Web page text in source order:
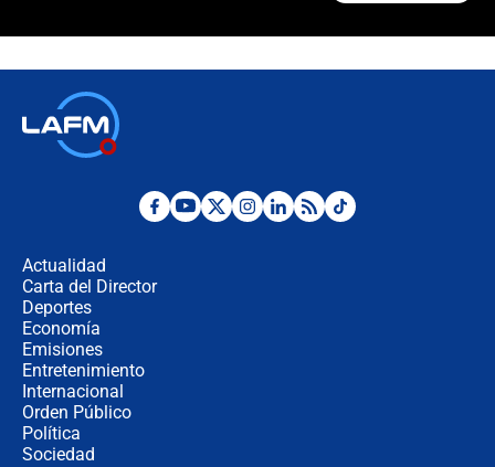
Desde dermatitis hasta infecciones:
Actualidad
Carta del Director
Deportes
Economía
Emisiones
Entretenimiento
Internacional
Orden Público
Política
Sociedad